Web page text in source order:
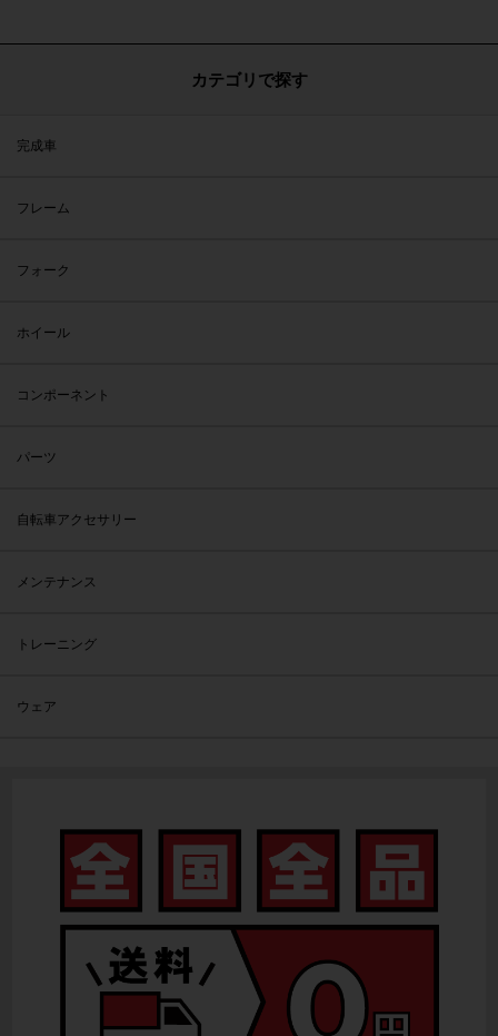
カテゴリで探す
完成車
フレーム
フォーク
ホイール
コンポーネント
パーツ
自転車アクセサリー
メンテナンス
トレーニング
ウェア